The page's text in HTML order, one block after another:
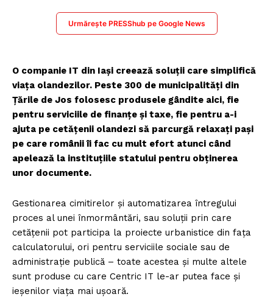
Urmărește PRESShub pe Google News
O companie IT din Iași creează soluţii care simplifică
viaţa olandezilor. Peste 300 de municipalităţi din
Ţările de Jos folosesc produsele gândite aici, fie
pentru serviciile de finanţe şi taxe, fie pentru a-i
ajuta pe cetăţenii olandezi să parcurgă relaxaţi paşi
pe care românii îi fac cu mult efort atunci când
apelează la instituţiile statului pentru obţinerea
unor documente.
Gestionarea cimitirelor şi automatizarea întregului
proces al unei înmormântări, sau soluţii prin care
cetăţenii pot participa la proiecte urbanistice din faţa
calculatorului, ori pentru serviciile sociale sau de
administraţie publică – toate acestea şi multe altele
sunt produse cu care Centric IT le-ar putea face şi
ieşenilor viaţa mai uşoară.